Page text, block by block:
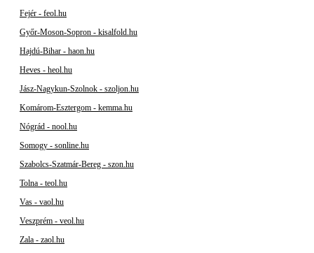
Fejér - feol.hu
Győr-Moson-Sopron - kisalfold.hu
Hajdú-Bihar - haon.hu
Heves - heol.hu
Jász-Nagykun-Szolnok - szoljon.hu
Komárom-Esztergom - kemma.hu
Nógrád - nool.hu
Somogy - sonline.hu
Szabolcs-Szatmár-Bereg - szon.hu
Tolna - teol.hu
Vas - vaol.hu
Veszprém - veol.hu
Zala - zaol.hu